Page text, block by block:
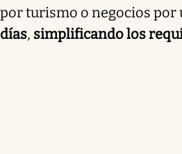
por turismo o negocios por
días, simplificando los